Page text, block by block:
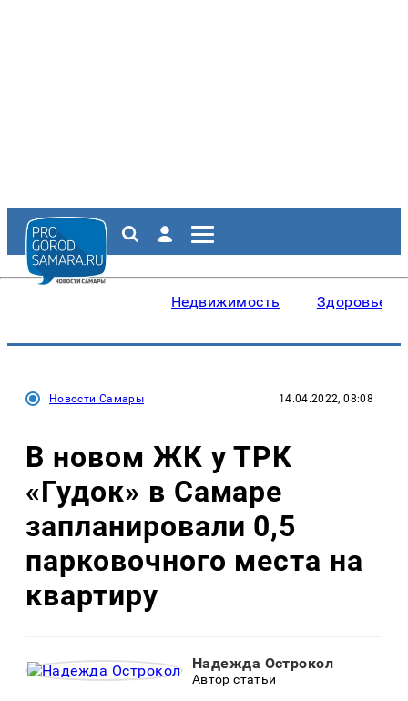
Недвижимость Здоровье
Новости Самары 14.04.2022, 08:08
В новом ЖК у ТРК
«Гудок» в Самаре
запланировали 0,5
парковочного места на
квартиру
Надежда Острокол
Автор статьи